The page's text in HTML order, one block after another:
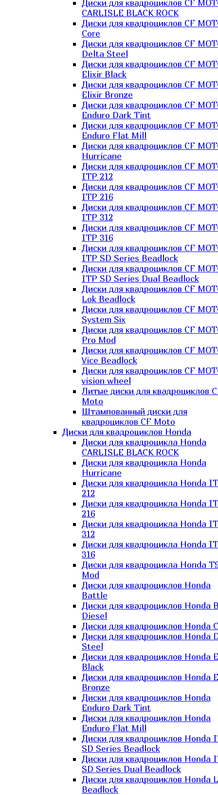
Диски для квадроциклов CF
CARLISLE BLACK ROCK
Диски для квадроциклов CF
Core
Диски для квадроциклов CF
Delta Steel
Диски для квадроциклов CF
Elixir Black
Диски для квадроциклов CF
Elixir Bronze
Диски для квадроциклов CF
Enduro Dark Tint
Диски для квадроциклов CF
Enduro Flat Mill
Диски для квадроциклов CF
Hurricane
Диски для квадроциклов CF
ITP 212
Диски для квадроциклов CF
ITP 216
Диски для квадроциклов CF
ITP 312
Диски для квадроциклов CF
ITP 316
Диски для квадроциклов CF
ITP SD Series Beadlock
Диски для квадроциклов CF
ITP SD Series Dual Beadlock
Диски для квадроциклов CF
Lok Beadlock
Диски для квадроциклов CF
System Six
Диски для квадроциклов CF
Pro Mod
Диски для квадроциклов CF
Vice Beadlock
Диски для квадроциклов CF
vision wheel
Литые диски для квадроциклов
Moto
Штампованный диски для
квадроциклов CF Moto
Диски для квадроциклов Honda
Диски для квадроцикла Honda
CARLISLE BLACK ROCK
Диски для квадроцикла Honda
Hurricane
Диски для квадроцикла Honda
212
Диски для квадроцикла Honda
216
Диски для квадроцикла Honda
312
Диски для квадроцикла Honda
316
Диски для квадроцикла Honda
Mod
Диски для квадроциклов Honda
Battle
Диски для квадроциклов Honda
Diesel
Диски для квадроциклов Honda
Диски для квадроциклов Honda
Steel
Диски для квадроциклов Honda
Black
Диски для квадроциклов Honda
Bronze
Диски для квадроциклов Honda
Enduro Dark Tint
Диски для квадроциклов Honda
Enduro Flat Mill
Диски для квадроциклов Honda
SD Series Beadlock
Диски для квадроциклов Honda
SD Series Dual Beadlock
Диски для квадроциклов Honda
Beadlock